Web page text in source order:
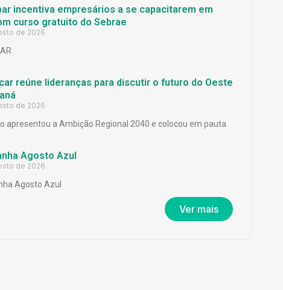
incentiva empresários a se capacitarem em
curso gratuito do Sebrae
de 2026
reúne lideranças para discutir o futuro do Oeste
de 2026
apresentou a Ambição Regional 2040 e colocou em pauta
Agosto Azul
de 2026
Agosto Azul
Ver mais